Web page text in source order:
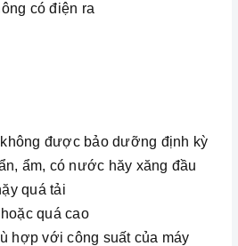
có điện ra
được bảo dưỡng định kỳ
ẩm, có nước hăy xăng đầu
quá tải
quá cao
hợp với công suất của máy